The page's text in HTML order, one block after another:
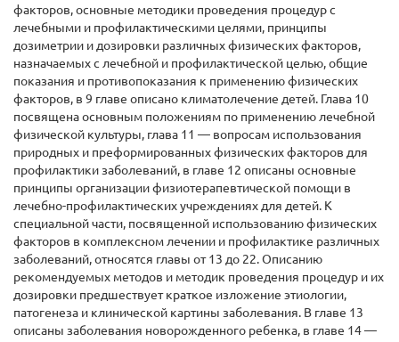
факторов, основные методики проведения процедур с
лечебными и профилактическими целями, принципы
дозиметрии и дозировки различных физических факторов,
назначаемых с лечебной и профилактической целью, общие
показания и противопоказания к применению физических
факторов, в 9 главе описано климатолечение детей. Глава 10
посвящена основным положениям по применению лечебной
физической культуры, глава 11 — вопросам использования
природных и преформированных физических факторов для
профилактики заболеваний, в главе 12 описаны основные
принципы организации физиотерапевтической помощи в
лечебно-профилактических учреждениях для детей. К
специальной части, посвященной использованию физических
факторов в комплексном лечении и профилактике различных
заболеваний, относятся главы от 13 до 22. Описанию
рекомендуемых методов и методик проведения процедур и их
дозировки предшествует краткое изложение этиологии,
патогенеза и клинической картины заболевания. В главе 13
описаны заболевания новорожденного ребенка, в главе 14 —